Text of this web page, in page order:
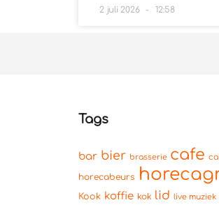
2 juli 2026 12:58
Tags
bar bier brasserie cafe
horecabeurs
Kook koffie kok lid live muziek